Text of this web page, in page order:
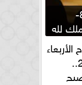
أذكار الصباح الخميس 6-8-
لله
الأربعاء
5-8- 2026..